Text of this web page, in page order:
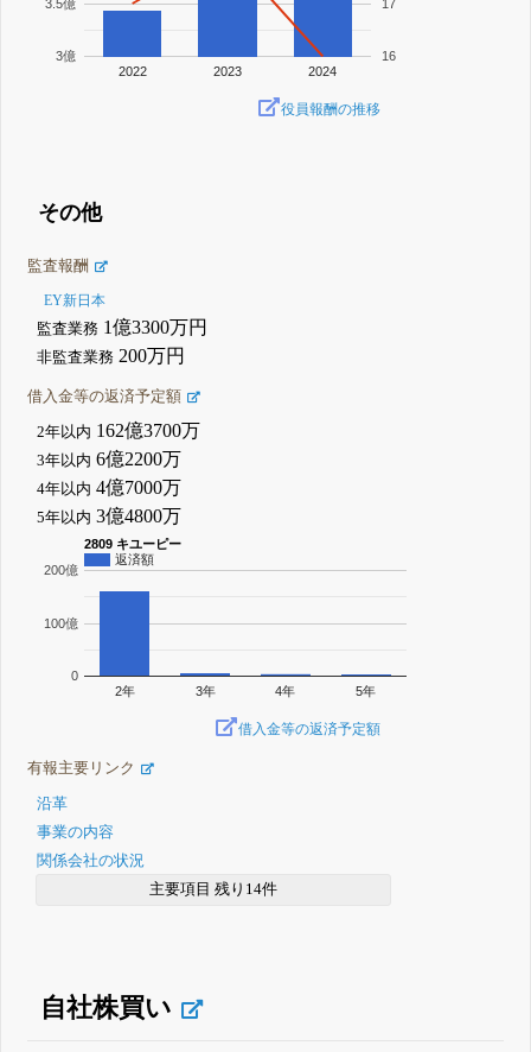
2022 2023 2024
3億
3.5億
16
17
役員報酬の推移
その他
監査報酬
EY新日本
監査業務 1億3300万円
非監査業務 200万円
借入金等の返済予定額
2年以内 162億3700万
3年以内 6億2200万
4年以内 4億7000万
5年以内 3億4800万
2809 キユーピー
返済額
2年 3年 4年 5年
0
100億
200億
借入金等の返済予定額
有報主要リンク
沿革
事業の内容
関係会社の状況
主要項目 残り14件
自社株買い